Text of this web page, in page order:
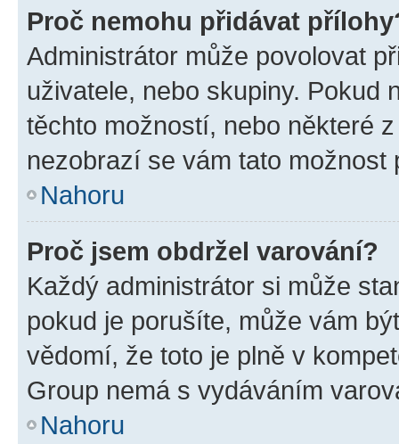
Proč nemohu přidávat
Administrátor může povolovat
uživatele, nebo skupiny. Pokud
těchto možností, nebo některé
nezobrazí se vám tato
Nahoru
Proč jsem obdržel varování?
Každý administrátor si může
pokud je porušíte, může vám
vědomí, že toto je plně v
Group nemá s vydáváním
Nahoru